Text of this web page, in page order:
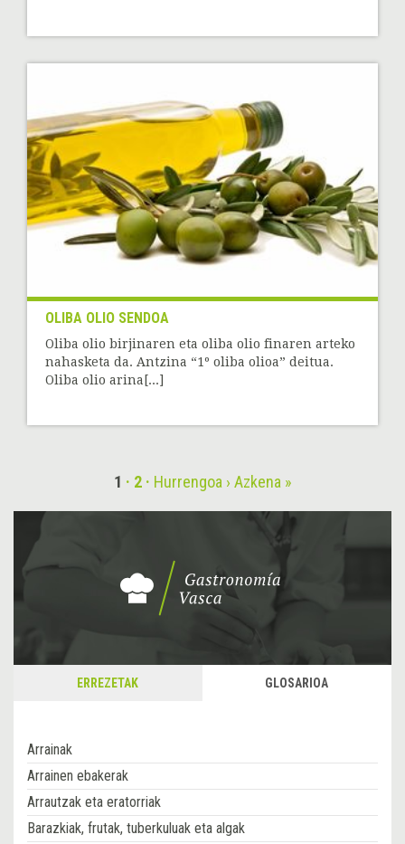
OLIBA OLIO SENDOA
Oliba olio birjinaren eta oliba olio finaren arteko
nahasketa da. Antzina “1º oliba olioa” deitua.
Oliba olio arina[...]
1 2 Hurrengoa › Azkena »
ERREZETAK GLOSARIOA
Arrainak
Arrainen ebakerak
Arrautzak eta eratorriak
Barazkiak, frutak, tuberkuluak eta algak